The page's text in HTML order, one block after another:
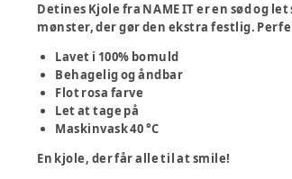
Detines Kjole fra NAME IT er en sød og
mønster, der gør den ekstra festlig.
Lavet i 100% bomuld
Behagelig og åndbar
Flot rosa farve
Let at tage på
Maskinvask 40 °C
En kjole, der får alle til at smile!